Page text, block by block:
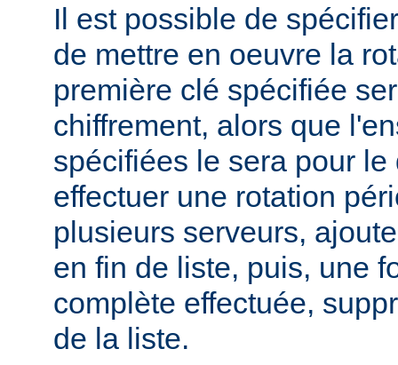
Il est possible de
de mettre en oeuvre la
première clé spécifiée
chiffrement, alors que
spécifiées le sera pour
effectuer une rotation
plusieurs serveurs,
en fin de liste, puis, une
complète effectuée,
de la liste.